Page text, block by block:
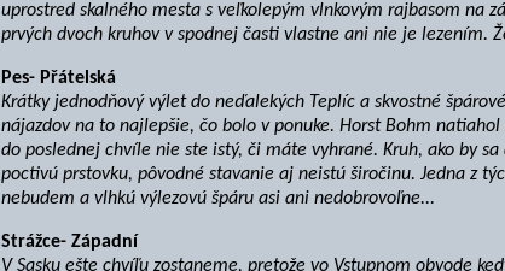
uprostred skalného mesta s veľkolepým vlnkovým rajbasom na
prvých dvoch kruhov v spodnej časti vlastne ani nie je lezením.
Pes- Přátelská
Krátky jednodňový výlet do neďalekých Teplíc a skvostné
nájazdov na to najlepšie, čo bolo v ponuke. Horst Bohm
do poslednej chvíle nie ste istý, či máte vyhrané. Kruh, ako by
poctivú prstovku, pôvodné stavanie aj neistú širočinu. Jedna z
nebudem a vlhkú výlezovú špáru asi ani nedobrovoľne...
Strážce- Západní
V Sasku ešte chvíľu zostaneme, pretože vo Vstupnom obvode